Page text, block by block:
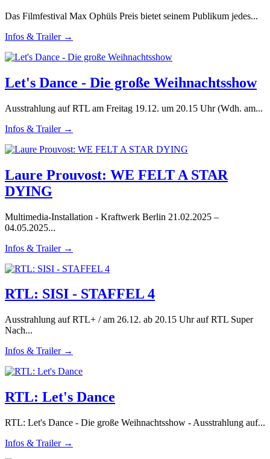
Das Filmfestival Max Ophüls Preis bietet seinem Publikum jedes...
Infos & Trailer →
Let's Dance - Die große Weihnachtsshow
Ausstrahlung auf RTL am Freitag 19.12. um 20.15 Uhr (Wdh. am...
Infos & Trailer →
Laure Prouvost: WE FELT A STAR
DYING
Multimedia-Installation - Kraftwerk Berlin 21.02.2025 –
04.05.2025...
Infos & Trailer →
RTL: SISI - STAFFEL 4
Ausstrahlung auf RTL+ / am 26.12. ab 20.15 Uhr auf RTL Super
Nach...
Infos & Trailer →
RTL: Let's Dance
RTL: Let's Dance - Die große Weihnachtsshow - Ausstrahlung auf...
Infos & Trailer →